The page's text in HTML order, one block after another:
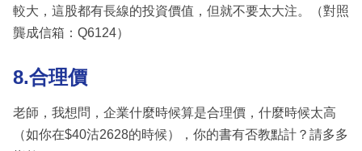
較大，這股都有長線的投資價值，但就不要太大注。（對照
龔成信箱：Q6124）
8.合理價
老師，我想問，企業什麼時候算是合理價，什麼時候太高
（如你在$40沽2628的時候），你的書有否教點計？請多多